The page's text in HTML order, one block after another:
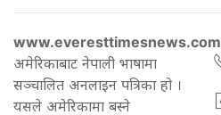
www.everesttimesnews.com
अमेरिकाबाट नेपाली भाषामा
सञ्चालित अनलाइन पत्रिका हो ।
यसले अमेरिकामा बस्ने